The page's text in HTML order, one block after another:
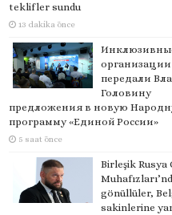
teklifler sundu
13 dakika önce
организации
передали
Головину
предложения в новую
программу «Единой России»
5 saat önce
Birleşik Rusya
gönüllüler,
sakinlerine